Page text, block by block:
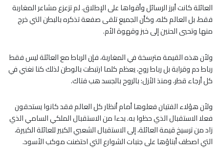
العائلة كانت أبرز الرسائل وأقواها على الإطلاق. لم تزعزع مشاعر المغاربة
فقط، بل العالم كله، وكأن الجميع تلقى صفعة تذكره بالبطن التي خرج
منها وتحيي الحنين إلى خبز وقهوة الأم.
ولأن هذه القيمة مترسخة في المغاربة، فإن الرباط مع العائلة ليس فقط
رباط دم وقرابة بل رباط روح، يعظم كلما ارتبطت بالوطن لذلك كنا نغني في
كل أرجاء قطر، ومنذ الأزل: بالروح بالجسد هب فتاك.
ولأن هؤلاء الفتيان فعلوها أمام أنظار كل العالم فقد كانوا يستحقون
فعلا الاستقبال الذي حظوا به. بدءا من الاستقبال الملكي السامي الذي
زاد من ترسيخ قيمة العائلة، إلى الاستقبال الشعبي الكبير للعائلة الكبيرة،
التي اصطف أبناؤها على جنبات الشوارع التي احتضنت موكب الأسود.